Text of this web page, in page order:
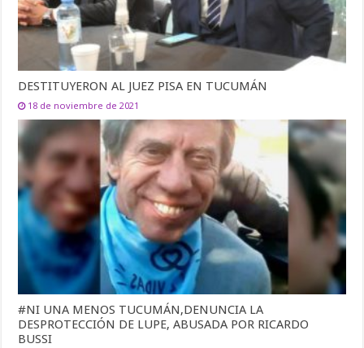
DESTITUYERON AL JUEZ PISA EN TUCUMÁN
18 de noviembre de 2021
#NI UNA MENOS TUCUMÁN,DENUNCIA LA
DESPROTECCIÓN DE LUPE, ABUSADA POR RICARDO
BUSSI